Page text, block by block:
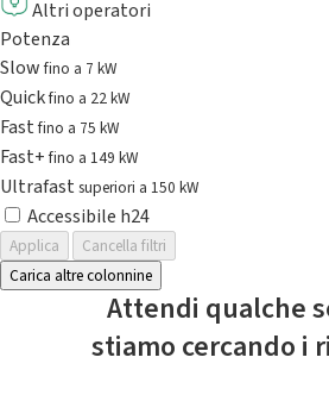
Altri operatori
Potenza
Slowfino a 7 kW
Quickfino a 22 kW
Fastfino a 75 kW
Fast+fino a 149 kW
Ultrafast superiori a 150 kW
Accessibile h24
Applica
Cancella filtri
Carica altre colonnine
Attendi qualche
stiamo cercando i